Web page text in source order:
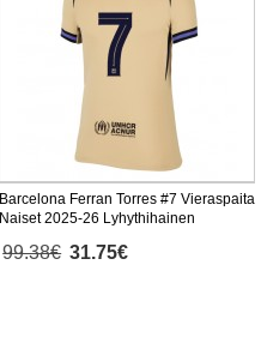
Barcelona Ferran Torres #7 Vieraspaita
Naiset 2025-26 Lyhythihainen
99.38€ 31.75€